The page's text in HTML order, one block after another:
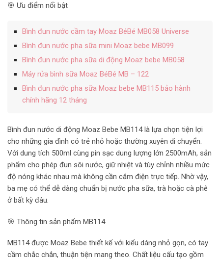
🎯 Ưu điểm nổi bật
Bình đun nước cầm tay Moaz BéBé MB058 Universe
Bình đun nước pha sữa mini Moaz bebe MB099
Bình đun nước pha sữa di động Moaz bebe MB058
Máy rửa bình sữa Moaz BéBé MB – 122
Bình đun nước pha sữa Moaz bebe MB115 bảo hành
chính hãng 12 tháng
Bình đun nước di động Moaz Bebe MB114 là lựa chọn tiện lợi
cho những gia đình có trẻ nhỏ hoặc thường xuyên di chuyển.
Với dung tích 500ml cùng pin sạc dung lượng lớn 2500mAh, sản
phẩm cho phép đun sôi nước, giữ nhiệt và tùy chỉnh nhiều mức
độ nóng khác nhau mà không cần cắm điện trực tiếp. Nhờ vậy,
ba mẹ có thể dễ dàng chuẩn bị nước pha sữa, trà hoặc cà phê
ở bất kỳ đâu.
🎯 Thông tin sản phẩm MB114
MB114 được Moaz Bebe thiết kế với kiểu dáng nhỏ gọn, có tay
cầm chắc chắn, thuận tiện mang theo. Chất liệu cấu tạo gồm